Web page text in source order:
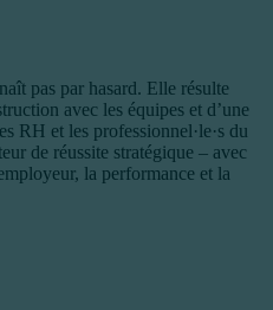
pas par hasard. Elle résulte
avec les équipes et d’une
RH et les professionnel·le·s du
de réussite stratégique – avec
la performance et la